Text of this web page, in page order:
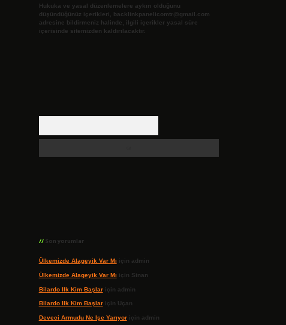
Hukuka ve yasal düzenlemelere aykırı olduğunu
düşündüğünüz içerikleri,
backlinkpanelicomtr@gmail.com
adresine bildirmeniz halinde, ilgili içerikler yasal süre
içerisinde sitemizden kaldırılacaktır.
Son yorumlar
Ülkemizde Alageyik Var Mı için admin
Ülkemizde Alageyik Var Mı için Sinan
Bilardo Ilk Kim Başlariçin admin
Bilardo Ilk Kim Başlariçin Uçan
Deveci Armudu Ne Işe Yarıyoriçin admin